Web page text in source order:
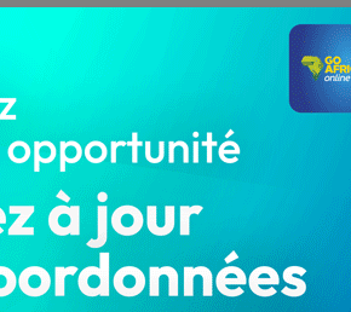
établissements privés étrangers de
privés étrangers dont
de l’équivalence de diplômes ;
lesdits établissements avant
garantir une conduite rigoureuse